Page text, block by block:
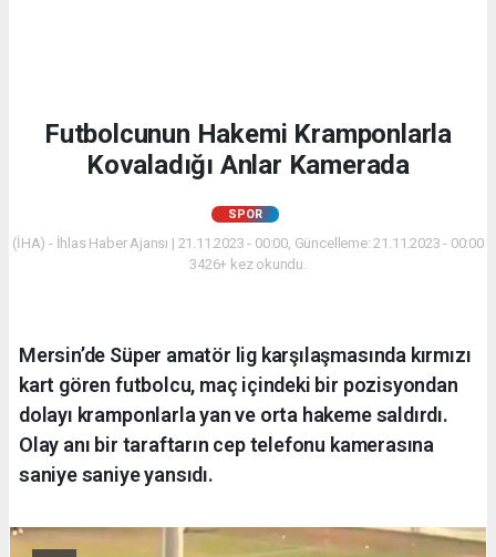
Futbolcunun Hakemi Kramponlarla
Kovaladığı Anlar Kamerada
SPOR
(İHA) - İhlas Haber Ajansı | 21.11.2023 - 00:00, Güncelleme: 21.11.2023 - 00:00
3426+ kez okundu.
Mersin’de Süper amatör lig karşılaşmasında kırmızı
kart gören futbolcu, maç içindeki bir pozisyondan
dolayı kramponlarla yan ve orta hakeme saldırdı.
Olay anı bir taraftarın cep telefonu kamerasına
saniye saniye yansıdı.